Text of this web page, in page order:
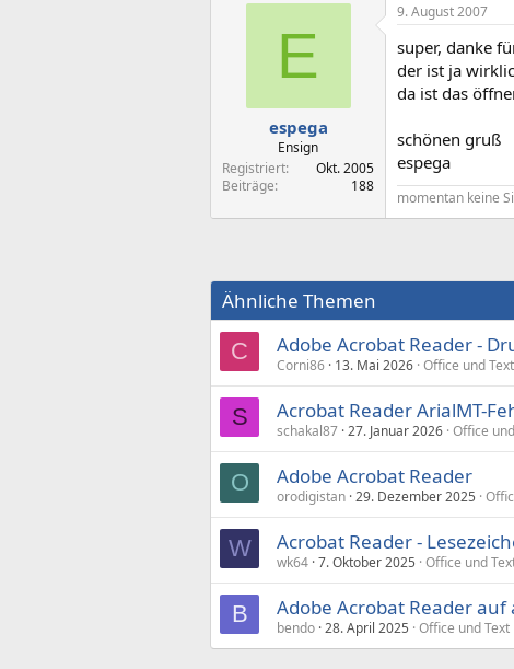
E
espega
Ensign
Registriert
Okt. 2005
Beiträge
188
9. August 2007
super, danke
der ist ja
da ist das
schönen gruß
espega
momentan keine
Ähnliche Themen
C Adobe Acrobat Reader -
Corni86 13. Mai 2026 Office und Text
S Acrobat Reader ArialMT-
schakal87 27. Januar 2026 Office
O Adobe Acrobat Reader
orodigistan 29. Dezember 2025
W Acrobat Reader -
wk64 7. Oktober 2025 Office und
B Adobe Acrobat Reader
bendo 28. April 2025 Office und Text